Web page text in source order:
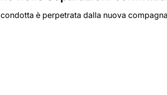
è perpetrata dalla nuova compagna